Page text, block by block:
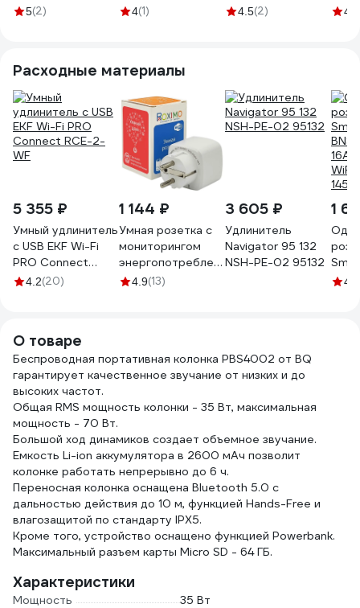
5(2)
86198226
4(1) 4.5(2) 4
Расходные материалы
5 355 ₽
Умный удлинитель
c USB EKF Wi-Fi
PRO Connect
RCE-2-WF
4.2(20)
1 144 ₽
Умная розетка с
мониторингом
энергопотребления
Roximo
4.9(13)
3 605 ₽
Удлинитель
Navigator 95 132
NSH-PE-02 95132
1
4.8
О товаре
Беспроводная портативная колонка PBS4002 от BQ
гарантирует качественное звучание от низких и до
высоких частот.
Общая RMS мощность колонки - 35 Вт, максимальная
мощность - 70 Вт.
Большой ход динамиков создает объемное звучание.
Емкость Li-ion аккумулятора в 2600 мАч позволит
колонке работать непрерывно до 6 ч.
Переносная колонка оснащена Bluetooth 5.0 с
дальностью действия до 10 м, функцией Hands-Free и
влагозащитой по стандарту IPX5.
Кроме того, устройство оснащено функцией Powerbank.
Максимальный разъем карты Micro SD - 64 ГБ.
Характеристики
Мощность
35 Вт